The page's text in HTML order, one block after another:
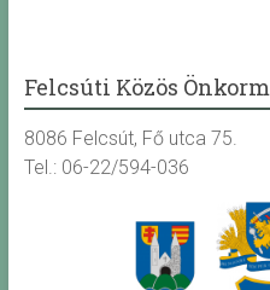
Felcsúti Közös
8086 Felcsút, Fő utca 75.
Tel.: 06-22/594-036